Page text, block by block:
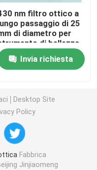
nm filtro ottico a
passaggio di 25
di diametro per
di bellezza
Invia richiesta
Desktop Site
Policy
Fabbrica
Jinjiaomeng